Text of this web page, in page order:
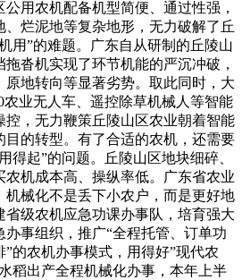
用农机配备机型简便、通过性强，
烂泥地等复杂地形，无力破解了丘
用”的难题。广东自从研制的丘陵山
沓机实现了环节机能的严沉冲破，
地转向等显著劣势。取此同时，大
农业无人车、遥控除草机械人等智能
控，无力鞭策丘陵山区农业朝着智能
目的转型。有了合适的农机，还需要
得起”的问题。丘陵山区地块细碎、
机成本高、操纵率低。广东省农业
机械化不是丢下小农户，而是更好地
省级农机应急功课办事队，培育强大
事组织，推广“全程托管、订单功
的农机办事模式，用得好”现代农
稻出产全程机械化办事，本年上半